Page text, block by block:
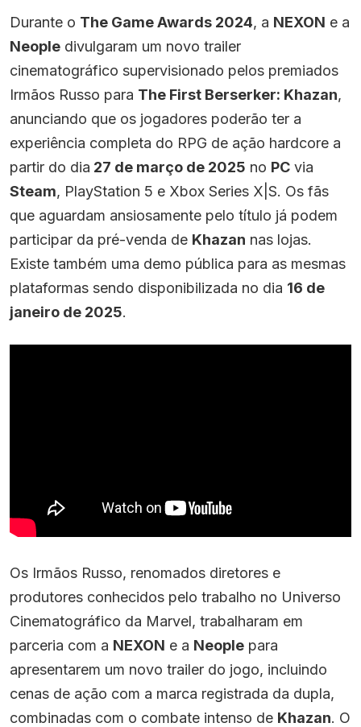
Durante o The Game Awards 2024, a NEXON e a
Neople divulgaram um novo trailer
cinematográfico supervisionado pelos premiados
Irmãos Russo para The First Berserker: Khazan,
anunciando que os jogadores poderão ter a
experiência completa do RPG de ação hardcore a
partir do dia 27 de março de 2025 no PC via
Steam, PlayStation 5 e Xbox Series X|S. Os fãs
que aguardam ansiosamente pelo título já podem
participar da pré-venda de Khazan nas lojas.
Existe também uma demo pública para as mesmas
plataformas sendo disponibilizada no dia 16 de
janeiro de 2025.
Os Irmãos Russo, renomados diretores e
produtores conhecidos pelo trabalho no Universo
Cinematográfico da Marvel, trabalharam em
parceria com a NEXON e a Neople para
apresentarem um novo trailer do jogo, incluindo
cenas de ação com a marca registrada da dupla,
combinadas com o combate intenso de Khazan. O